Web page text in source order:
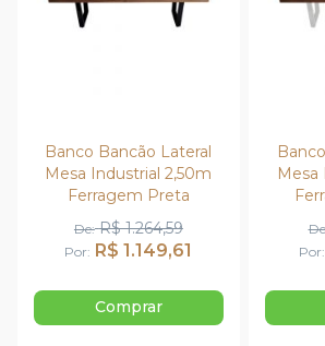
Banco Bancão Lateral
Mesa Industrial 2,50m
Ferragem Preta
Por R$ 1.149,61
De R$ 1.264,59
Comprar
Mesa
Por
De